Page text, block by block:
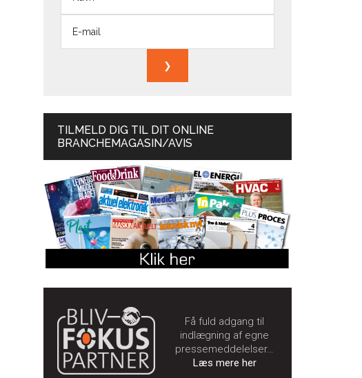
TILMELD DIG TIL DIT ONLINE
BRANCHEMAGASIN/AVIS
Få fuld adgang til
indlægning af egne
pressemeddelelser…
Læs mere her